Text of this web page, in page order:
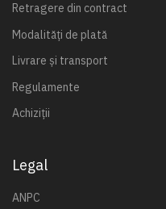
Retragere din contract
Modalități de plată
Livrare și transport
Regulamente
Achiziții
Legal
ANPC